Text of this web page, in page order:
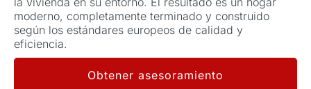
moderno, completamente terminado y construido
según los estándares europeos de calidad y
eficiencia.
Obtener asesoramiento